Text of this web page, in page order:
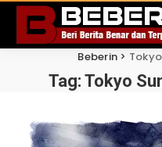
Beberin >
Tag: Tokyo